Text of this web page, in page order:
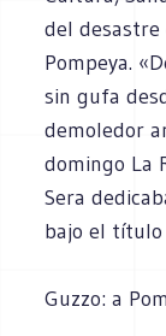
del desastre
Pompeya.
sin gufa
demoledor
domingo La
Sera
bajo el título
Guzzo: a